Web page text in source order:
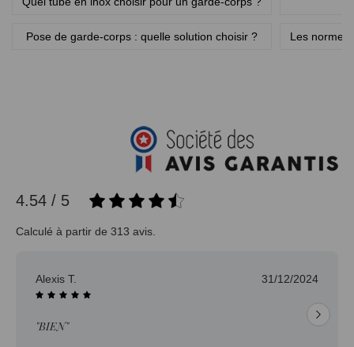
Pose de garde-corps : quelle solution choisir ? Les normes
4.54 / 5
Calculé à partir de 313 avis.
Alexis T. 31/12/2024
"BIEN"